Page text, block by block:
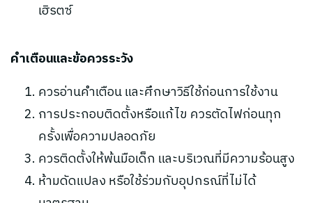
เฮิรตซ์
คำเตือนและข้อควรระวัง
ควรอ่านคำเตือน และศึกษาวิธีใช้ก่อนการใช้งาน
การประกอบติดตั้งหรือแก้ไข ควรตัดไฟก่อนทุก
ครั้งเพื่อความปลอดภัย
ควรติดตั้งให้พ้นมือเด็ก และบริเวณที่มีความร้อนสูง
ห้ามดัดแปลง หรือใช้ร่วมกับอุปกรณ์ที่ไม่ได้